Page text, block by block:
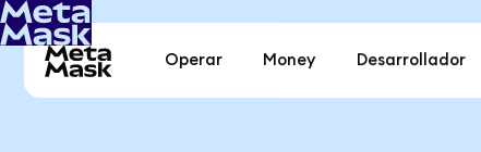
Operar Money Desarrollador